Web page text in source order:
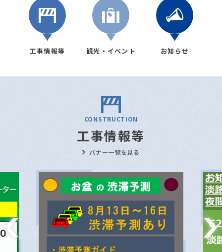
工事情報等 観光・イベント お知らせ
CONSTRUCTION
工事情報等
バナー一覧を見る